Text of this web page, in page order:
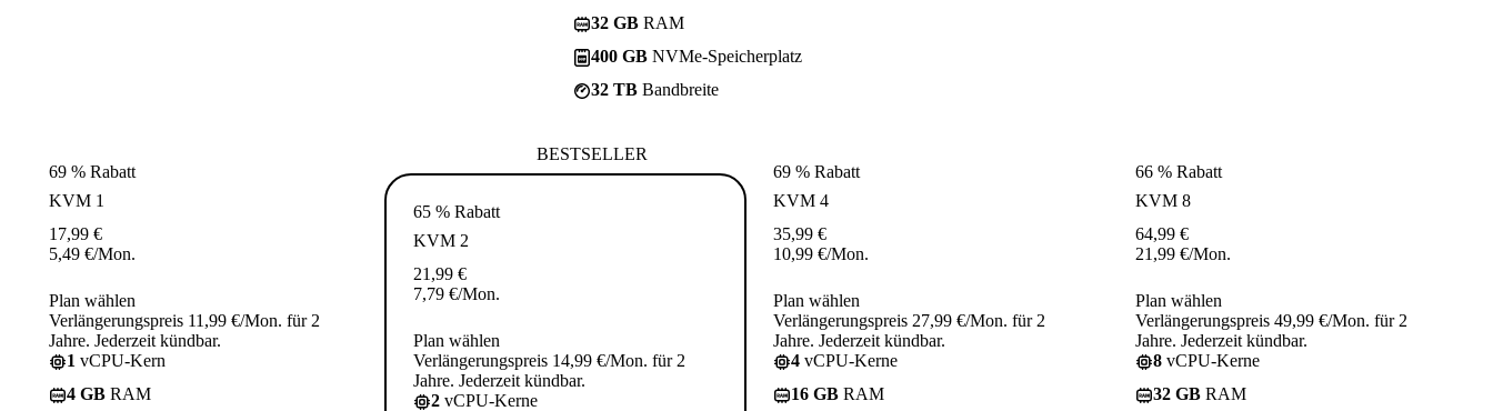
32 GB RAM
400 GB NVMe-Speicherplatz
32 TB Bandbreite
69 % Rabatt
KVM 1
17,99 €
5,49 €/Mon.
Plan wählen
Verlängerungspreis 11,99 €/Mon. für 2
Jahre. Jederzeit kündbar.
1 vCPU-Kern
4 GB RAM
BESTSELLER
65 % Rabatt
KVM 2
21,99 €
7,79 €/Mon.
Plan wählen
Verlängerungspreis 14,99 €/Mon. für 2
Jahre. Jederzeit kündbar.
2 vCPU-Kerne
69 % Rabatt
KVM 4
35,99 €
10,99 €/Mon.
Plan wählen
Verlängerungspreis 27,99 €/Mon. für 2
Jahre. Jederzeit kündbar.
4 vCPU-Kerne
16 GB RAM
66 % Rabatt
KVM 8
64,99 €
21,99 €/Mon.
Plan wählen
Verlängerungspreis 49,99 €/Mon. für 2
Jahre. Jederzeit kündbar.
8 vCPU-Kerne
32 GB RAM